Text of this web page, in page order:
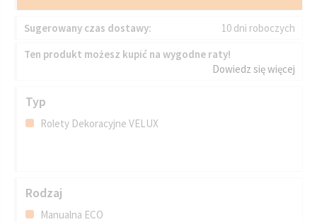
Sugerowany czas dostawy:
10 dni roboczych
Ten produkt możesz kupić na wygodne raty!
Dowiedz się więcej
Typ
Rolety Dekoracyjne VELUX
Rodzaj
Manualna ECO